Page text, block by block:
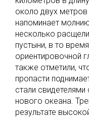
около двух
напоминает
несколько
пустыни, в то
ориентировочной
также отметили,
пропасти
стали
нового океана.
результате